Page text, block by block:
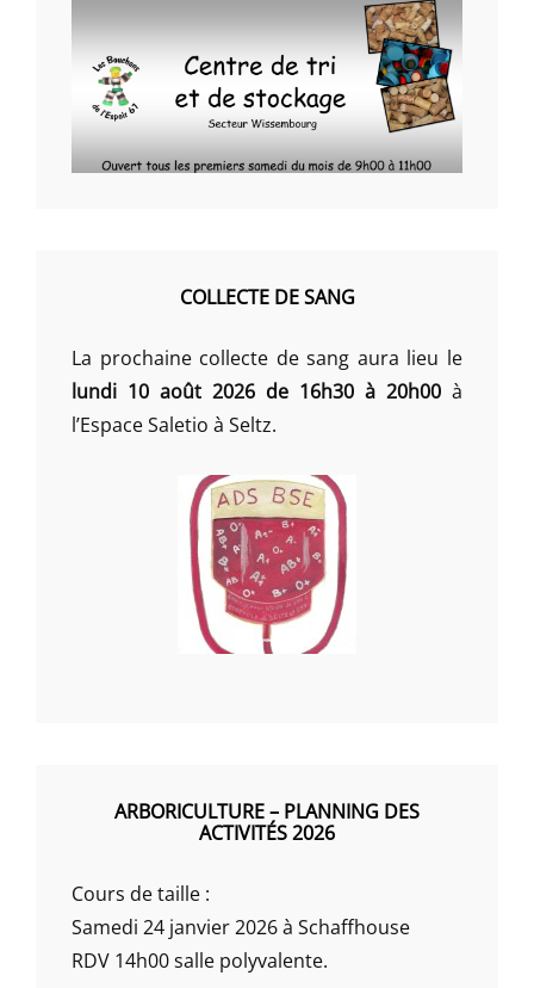
COLLECTE DE SANG
La prochaine collecte de sang aura lieu le
lundi 10 août 2026 de 16h30 à 20h00 à
l’Espace Saletio à Seltz.
ARBORICULTURE – PLANNING DES
ACTIVITÉS 2026
Cours de taille :
Samedi 24 janvier 2026 à Schaffhouse
RDV 14h00 salle polyvalente.